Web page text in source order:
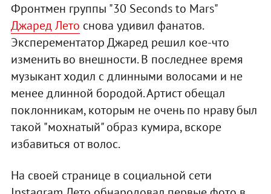
Фронтмен группы "30 Seconds to Mars"
Джаред Лето снова удивил фанатов.
Эксперементатор Джаред решил кое-что
изменить во внешности. В последнее время
музыкант ходил с длинными волосами и не
менее длинной бородой. Артист обещал
поклонникам, которым не очень по нраву был
такой "мохнатый" образ кумира, вскоре
избавиться от волос.
На своей странице в социальной сети